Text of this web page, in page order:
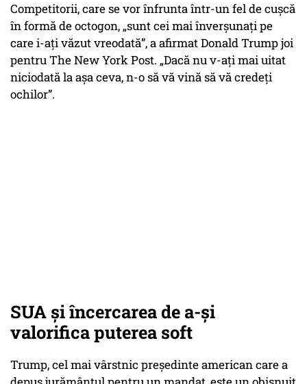
Competitorii, care se vor înfrunta într-un fel de cușcă
în formă de octogon, „sunt cei mai înverșunați pe
care i-ați văzut vreodată”, a afirmat Donald Trump joi
pentru The New York Post. „Dacă nu v-ați mai uitat
niciodată la așa ceva, n-o să vă vină să vă credeți
ochilor”.
SUA și încercarea de a-și
valorifica puterea soft
Trump, cel mai vârstnic președinte american care a